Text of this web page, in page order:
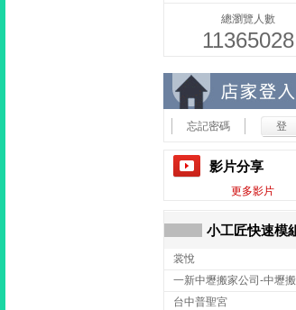
總瀏覽人數
11365028
忘記密碼
影片分享
更多影片
小工匠快速模
裳悅
台中普聖宮